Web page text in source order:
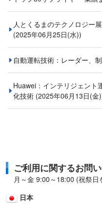
人とくるまのテクノロジー
(2025年06月25日(水))
自動運転技術：レーダー、
Huawei：インテリジェント
化技術 (2025年06月13日(金
ご利用に関するお問
月～金 9:00～18:00 (祝祭日
日本